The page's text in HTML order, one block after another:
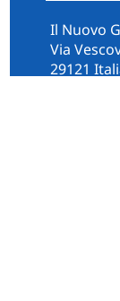
Il Nuovo
Via
29121